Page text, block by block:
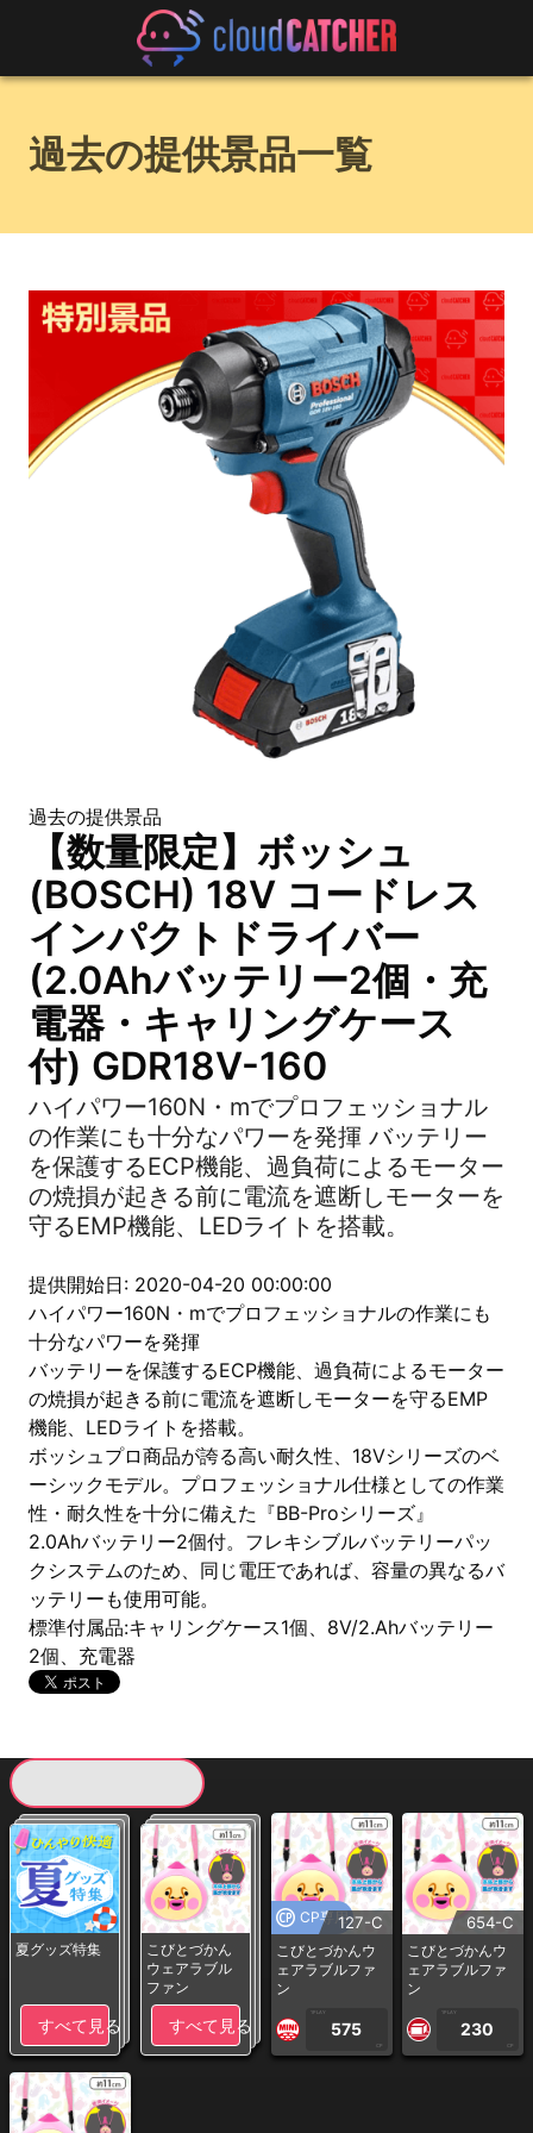
過去の提供景品一覧
過去の提供景品
【数量限定】ボッシュ
(BOSCH) 18V コードレス
インパクトドライバー
(2.0Ahバッテリー2個・充
電器・キャリングケース
付) GDR18V-160
ハイパワー160N・mでプロフェッショナル
の作業にも十分なパワーを発揮 バッテリー
を保護するECP機能、過負荷によるモーター
の焼損が起きる前に電流を遮断しモーターを
守るEMP機能、LEDライトを搭載。
提供開始日: 2020-04-20 00:00:00
ハイパワー160N・mでプロフェッショナルの作業にも
十分なパワーを発揮
バッテリーを保護するECP機能、過負荷によるモーター
の焼損が起きる前に電流を遮断しモーターを守るEMP
機能、LEDライトを搭載。
ボッシュプロ商品が誇る高い耐久性、18Vシリーズのベ
ーシックモデル。プロフェッショナル仕様としての作業
性・耐久性を十分に備えた『BB-Proシリーズ』
2.0Ahバッテリー2個付。フレキシブルバッテリーパッ
クシステムのため、同じ電圧であれば、容量の異なるバ
ッテリーも使用可能。
標準付属品:キャリングケース1個、8V/2.Ahバッテリー
2個、充電器
夏グッズ特集
すべて見る
こびとづかん
ウェアラブル
ファン
すべて見る
CP専用127-C
こびとづかんウ
ェアラブルファ
ン
1PLAY
575
CP
654-C
こびとづかんウ
ェアラブルファ
ン
1PLAY
230
CP